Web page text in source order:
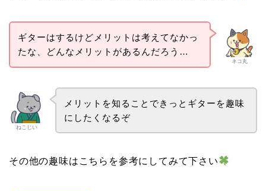
ネコ丸
ギターはするけどメリットは考えてなかっ
たな、どんなメリットがあるんだろう…
ねこじい
メリットを知ることできっとギターを趣味
にしたくなるぞ
その他の趣味はこちらを参考にしてみて下さい